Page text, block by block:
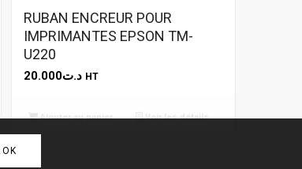
RUBAN ENCREUR POUR
IMPRIMANTES EPSON TM-
U220
20.000د.ت HT
Ajouter au panier Voir les détails
OK